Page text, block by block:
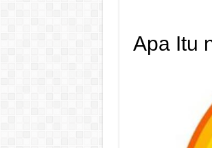
Apa Itu